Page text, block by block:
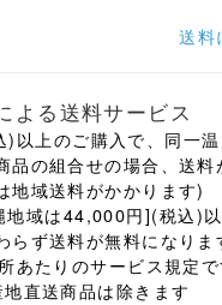
送料
よる送料サービス
以上のご購入で、同一
品の組合せの場合、送
地域送料がかかります)
域は44,000円](税込)
らず送料が無料になりま
あたりのサービス規定で
直送商品は除きます